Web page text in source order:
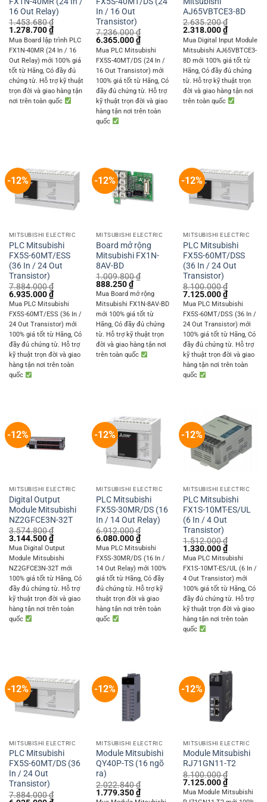
16 Out Relay)
1.453.680₫
Original
price
was:
1.453.680 ₫.
1.278.700₫Current
price
is:
1.278.700 ₫.
Mua Board lập trình PLC
FX1N-40MR (24 In / 16
Out Relay) mới 100% giá
tốt từ Hãng, Có đầy đủ
chứng từ. Hỗ trợ kỹ thuật
trọn đời và giao hàng tận
nơi trên toàn quốc
In / 16 Out
Transistor)
7.236.000₫
Original
price
was:
7.236.000 ₫.
6.365.000₫Current
price
is:
6.365.000 ₫.
Mua PLC Mitsubishi
FX5S-40MT/DS (24 In /
16 Out Transistor) mới
100% giá tốt từ Hãng, Có
đầy đủ chứng từ. Hỗ trợ
kỹ thuật trọn đời và giao
hàng tận nơi trên toàn
quốc
AJ65VBTCE3-8D
2.635.200₫
Original
price
was:
2.635.200 ₫.
2.318.000₫Current
price
is:
2.318.000
Mua Digital Input Module
Mitsubishi AJ65VBTCE3-
8D mới 100% giá tốt từ
Hãng, Có đầy đủ chứng
từ. Hỗ trợ kỹ thuật trọn
đời và giao hàng tận nơi
trên toàn quốc
-12%
MITSUBISHI ELECTRIC
PLC Mitsubishi
FX5S-60MT/ESS
(36 In / 24 Out
Transistor)
7.884.000₫
Original
price
was:
7.884.000 ₫.
6.935.000₫Current
price
is:
6.935.000 ₫.
Mua PLC Mitsubishi
FX5S-60MT/ESS (36 In /
24 Out Transistor) mới
100% giá tốt từ Hãng, Có
đầy đủ chứng từ. Hỗ trợ
kỹ thuật trọn đời và giao
hàng tận nơi trên toàn
quốc
-12%
MITSUBISHI ELECTRIC
Board mở rộng
Mitsubishi FX1N-
8AV-BD
1.009.800₫
Original
price
was:
1.009.800 ₫.
888.250₫Current
price
is:
888.250 ₫.
Mua Board mở rộng
Mitsubishi FX1N-8AV-BD
mới 100% giá tốt từ
Hãng, Có đầy đủ chứng
từ. Hỗ trợ kỹ thuật trọn
đời và giao hàng tận nơi
trên toàn quốc
-12%
MITSUBISHI ELECTRIC
PLC Mitsubishi
FX5S-60MT/DSS
(36 In / 24 Out
Transistor)
8.100.000₫
Original
price
was:
8.100.000 ₫.
7.125.000₫Current
price
is:
7.125.000
Mua PLC Mitsubishi
FX5S-60MT/DSS (36 In /
24 Out Transistor) mới
100% giá tốt từ Hãng, Có
đầy đủ chứng từ. Hỗ trợ
kỹ thuật trọn đời và giao
hàng tận nơi trên toàn
quốc
-12%
MITSUBISHI ELECTRIC
Digital Output
Module Mitsubishi
NZ2GFCE3N-32T
3.574.800₫
Original
price
was:
3.574.800 ₫.
3.144.500₫Current
price
is:
3.144.500 ₫.
Mua Digital Output
Module Mitsubishi
NZ2GFCE3N-32T mới
100% giá tốt từ Hãng, Có
đầy đủ chứng từ. Hỗ trợ
kỹ thuật trọn đời và giao
hàng tận nơi trên toàn
quốc
-12%
MITSUBISHI ELECTRIC
PLC Mitsubishi
FX5S-30MR/DS (16
In / 14 Out Relay)
6.912.000₫
Original
price
was:
6.912.000 ₫.
6.080.000₫Current
price
is:
6.080.000 ₫.
Mua PLC Mitsubishi
FX5S-30MR/DS (16 In /
14 Out Relay) mới 100%
giá tốt từ Hãng, Có đầy
đủ chứng từ. Hỗ trợ kỹ
thuật trọn đời và giao
hàng tận nơi trên toàn
quốc
-12%
MITSUBISHI ELECTRIC
PLC Mitsubishi
FX1S-10MT-ES/UL
(6 In / 4 Out
Transistor)
1.512.000₫
Original
price
was:
1.512.000 ₫.
1.330.000₫Current
price
is:
1.330.000
Mua PLC Mitsubishi
FX1S-10MT-ES/UL (6 In /
4 Out Transistor) mới
100% giá tốt từ Hãng, Có
đầy đủ chứng từ. Hỗ trợ
kỹ thuật trọn đời và giao
hàng tận nơi trên toàn
quốc
-12%
MITSUBISHI ELECTRIC
PLC Mitsubishi
FX5S-60MT/DS (36
In / 24 Out
Transistor)
7.884.000₫
-12%
MITSUBISHI ELECTRIC
Module Mitsubishi
QY40P-TS (16 ngõ
ra)
2.022.840₫
Original
price
1.779.350₫Current
price
-12%
MITSUBISHI ELECTRIC
Module Mitsubishi
RJ71GN11-T2
8.100.000₫
Original
price
was:
7.125.000₫Current
price
is:
Mua Module Mitsubishi